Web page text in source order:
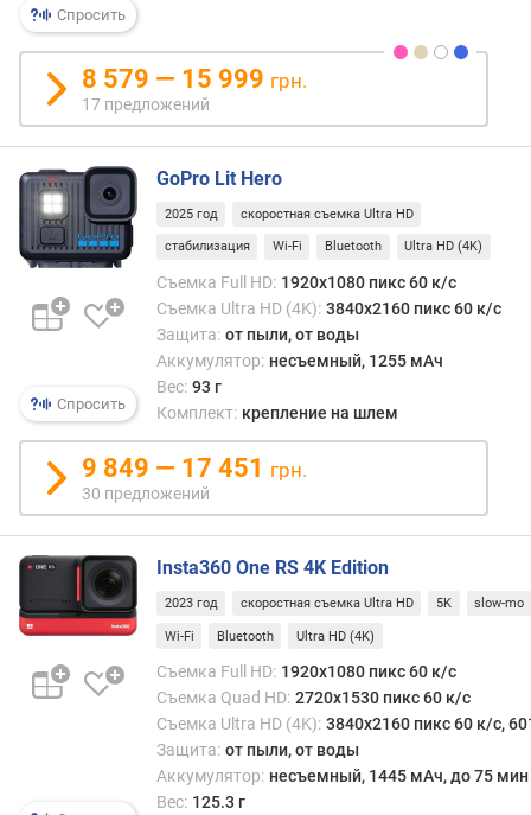
в
р
H
D
M
I
в
с
о
е
н
н
а
я
п
м
я
т
ь
Спросить
8 579 — 15 999 грн.
17 предложений
Спросить
GoPro Lit Hero
2025 год скоростная съемка Ultra HD
стабилизация Wi-Fi Bluetooth Ultra HD (4K)
Съемка Full HD: 1920x1080 пикс 60 к/с
Съемка Ultra HD (4K): 3840x2160 пикс 60 к/с
Защита: от пыли, от воды
Аккумулятор: несъемный, 1255 мАч
Вес: 93 г
Комплект: крепление на шлем
9 849 — 17 451 грн.
30 предложений
Insta360 One RS 4K Edition
2023 год скоростная съемка Ultra HD 5K slow-mo
Wi-Fi Bluetooth Ultra HD (4K)
Съемка Full HD: 1920x1080 пикс 60 к/с
Съемка Quad HD: 2720x1530 пикс 60 к/с
Съемка Ultra HD (4K): 3840x2160 пикс 60 к/с,
Защита: от пыли, от воды
Аккумулятор: несъемный, 1445 мАч, до 75 мин
Вес: 125.3 г